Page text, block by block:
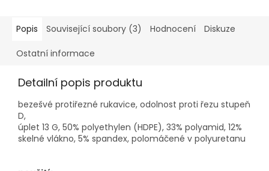
Popis Související soubory (3) Hodnocení Diskuze
Ostatní informace
Detailní popis produktu
bezešvé protiřezné rukavice, odolnost proti řezu stupeň
D,
úplet 13 G, 50% polyethylen (HDPE), 33% polyamid, 12%
skelné vlákno, 5% spandex, polomáčené v polyuretanu